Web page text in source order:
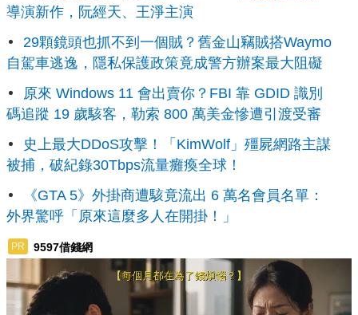
導演新作，阮經天、王淨主演
29顆鏡頭也抓不到一個賊？舊金山竊賊搭Waymo
自駕車逃逸，隱私保護政策竟成警方辦案最大阻礙
原來 Windows 11 會出賣你？FBI 靠 GDID 識別
碼追蹤 19 歲駭客，勒索 800 萬美金慘遭引渡受審
史上最大DDoS攻擊！「KimWolf」殭屍網路主謀
被捕，破紀錄30Tbps流量癱瘓全球！
《GTA 5》外掛商遭駭竟流出 6 萬名會員名單：
外界驚呼「原來這麼多人在開掛！」
PR 9597借錢網